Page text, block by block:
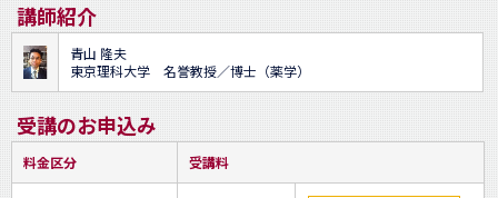
講師紹介
青山 隆夫
東京理科大学 名誉教授／博士（薬学）
受講のお申込み
料金区分 受講料